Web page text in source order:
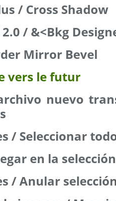
/ Cross Shadow
/ &<Bkg
Mirror Bevel
nuevo
/ Seleccionar
en la
/ Anular selección